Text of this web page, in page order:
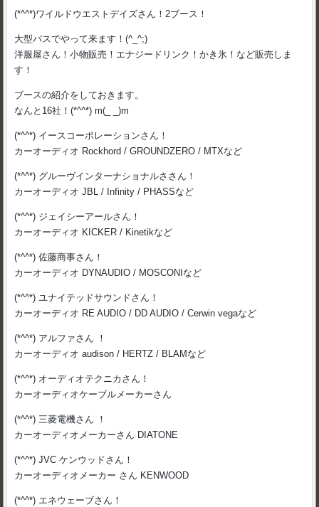
(*^^*)ワイルドウエストデイズさん！2ブース！
大型バスでやって来ます！(^_^;)
洋服屋さん！小物販売！エナジードリンク！かき氷！など販売しま
す！
ブースの紹介をしておきます。
なんと16社！(*^^*) m(_ _)m
(*^^*) イースコーポレーションさん！
カーオーディオ Rockhord / GROUNDZERO / MTXなど
(*^^*) グルーヴインターナショナルささん！
カーオーディオ JBL / Infinity / PHASSなど
(*^^*) ジェイシーアールさん！
カーオーディオ KICKER / Kinetikなど
(*^^*) 佐藤商事さん！
カーオーディオ DYNAUDIO / MOSCONIなど
(*^^*) ユナイテッドサウンドさん！
カーオーディオ RE AUDIO / DD AUDIO / Cerwin vegaなど
(*^^*) アルファさん ！
カーオーディオ audison / HERTZ / BLAMなど
(*^^*) オーディオテクニカさん！
カーオーディオケーブルメーカーさん
(*^^*) 三菱電機さん ！
カーオーディオメーカーさん DIATONE
(*^^*) JVC ケンウッドさん！
カーオーディオメーカー さん KENWOOD
(*^^*) エネウェーブさん！